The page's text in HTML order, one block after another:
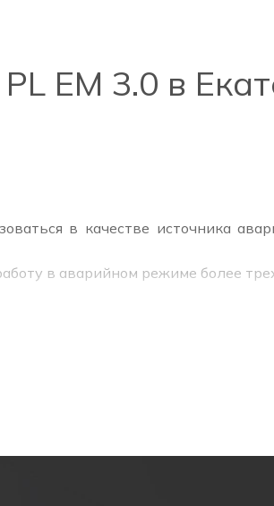
EM 3.0 в
в качестве источника
в аварийном режиме более
светодиодному освещению.